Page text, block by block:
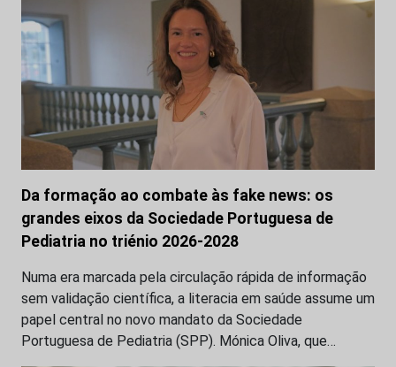
Da formação ao combate às fake news: os
grandes eixos da Sociedade Portuguesa de
Pediatria no triénio 2026-2028
Numa era marcada pela circulação rápida de informação
sem validação científica, a literacia em saúde assume um
papel central no novo mandato da Sociedade
Portuguesa de Pediatria (SPP). Mónica Oliva, que…